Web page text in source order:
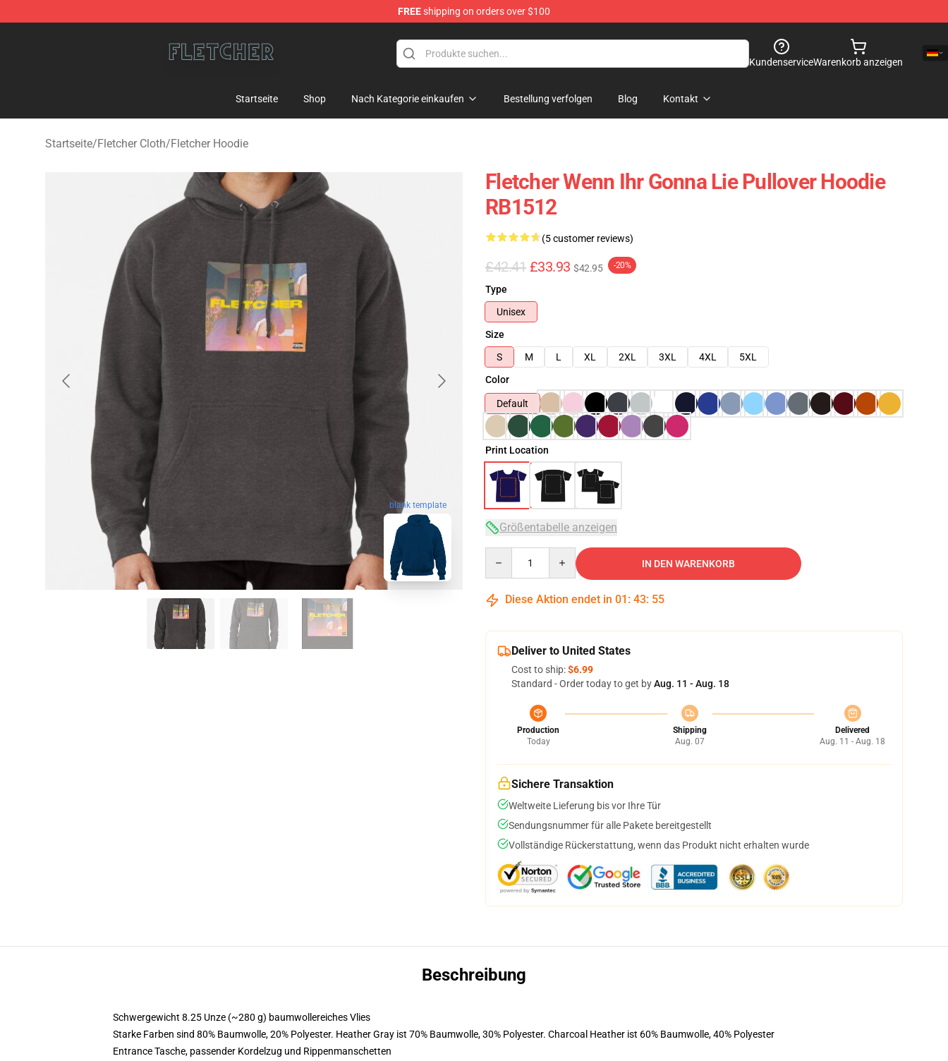
FREEshipping on orders over $100
KundenserviceWarenkorb anzeigen
Startseite Shop Nach Kategorie einkaufen Bestellung verfolgen Blog Kontakt
Startseite/Fletcher Cloth/Fletcher Hoodie
blank template
Fletcher Wenn Ihr Gonna Lie Pullover Hoodie
RB1512
(5 customer reviews)
£42.41 £33.93 $42.95 -20%
Type
Unisex
Size
S
M L XL 2XL 3XL 4XL
5XL
Color
Default
Print Location
Größentabelle anzeigen
IN DEN WARENKORB
Diese Aktion endet in 01 : 43: 54
Deliver to United States
Cost to ship:$6.99
Standard - Order today to get byAug. 11 - Aug. 18
Production
Today
Shipping
Aug. 07
Delivered
Aug. 11 - Aug. 18
Sichere Transaktion
Weltweite Lieferung bis vor Ihre Tür
Sendungsnummer für alle Pakete bereitgestellt
Vollständige Rückerstattung, wenn das Produkt nicht erhalten wurde
Beschreibung
Schwergewicht 8.25 Unze (~280 g) baumwollereiches Vlies
Starke Farben sind 80% Baumwolle, 20% Polyester. Heather Gray ist 70% Baumwolle, 30% Polyester. Charcoal Heather ist 60% Baumwolle, 40% Polyester
Entrance Tasche, passender Kordelzug und Rippenmanschetten